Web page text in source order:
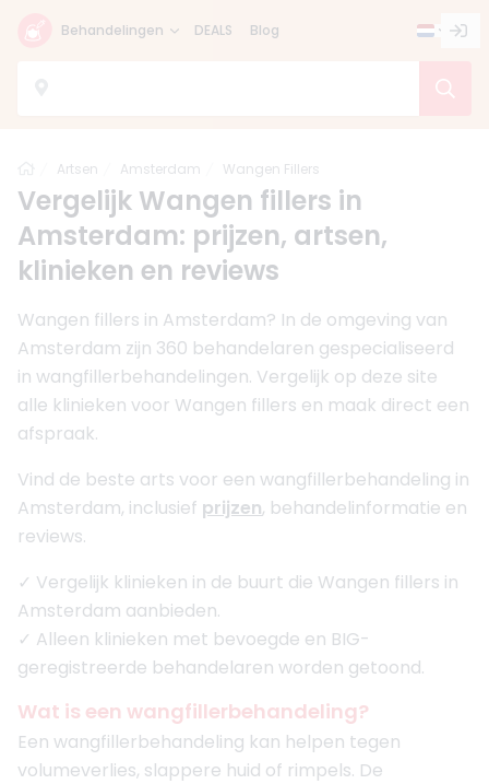
Behandelingen DEALS Blog
Home
Artsen Amsterdam Wangen Fillers
Vergelijk Wangen fillers in
Amsterdam: prijzen, artsen,
klinieken en reviews
Wangen fillers in Amsterdam? In de omgeving van
Amsterdam zijn 360 behandelaren gespecialiseerd
in wangfillerbehandelingen. Vergelijk op deze site
alle klinieken voor Wangen fillers en maak direct een
afspraak.
Vind de beste arts voor een wangfillerbehandeling in
Amsterdam, inclusief prijzen, behandelinformatie en
reviews.
✓ Vergelijk klinieken in de buurt die Wangen fillers in
Amsterdam aanbieden.
✓ Alleen klinieken met bevoegde en BIG-
geregistreerde behandelaren worden getoond.
Wat is een wangfillerbehandeling?
Een wangfillerbehandeling kan helpen tegen
volumeverlies, slappere huid of rimpels. De